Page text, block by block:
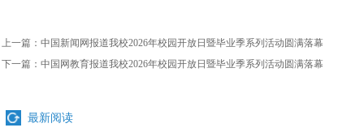
上一篇： 中国新闻网报道我校2026年校园开放日暨毕业季系列活动圆满落幕
下一篇： 中国网教育报道我校2026年校园开放日暨毕业季系列活动圆满落幕
最新阅读